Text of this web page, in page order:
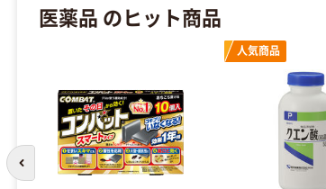
医薬品 のヒット商品
人気商品
前のスライドへ
ウダーフリー）
再生紙 200枚
FSC認証紙 アス
クルオリジナル
￥143~ （税込）
オリジナル